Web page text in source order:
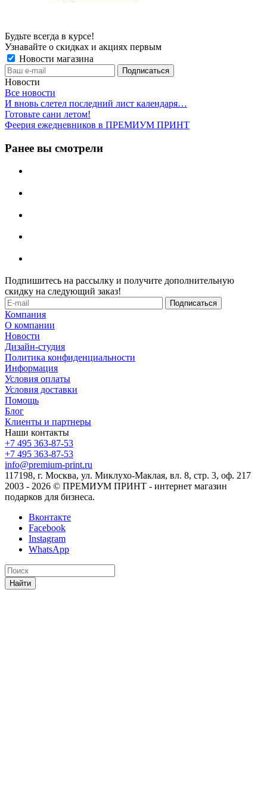
Будьте всегда в курсе!
Узнавайте о скидках и акциях первым
Новости магазина
Новости
Все новости
И вновь слетел последний лист календаря…
Готовьте сани летом!
Феерия ежедневников в ПРЕМИУМ ПРИНТ
Ранее вы смотрели
Подпишитесь на рассылку и получите дополнительную
скидку на следующий заказ!
Компания
О компании
Новости
Дизайн-студия
Политика конфиденциальности
Информация
Условия оплаты
Условия доставки
Помощь
Блог
Клиенты и партнеры
Наши контакты
+7 495 363-87-53
+7 495 363-87-53
info@premium-print.ru
117198, г. Москва, ул. Миклухо-Маклая, вл. 8, стр. 3, оф. 217
2003 - 2026 © ПРЕМИУМ ПРИНТ - интернет магазин
подарков для бизнеса.
Вконтакте
Facebook
Instagram
WhatsApp
Найти